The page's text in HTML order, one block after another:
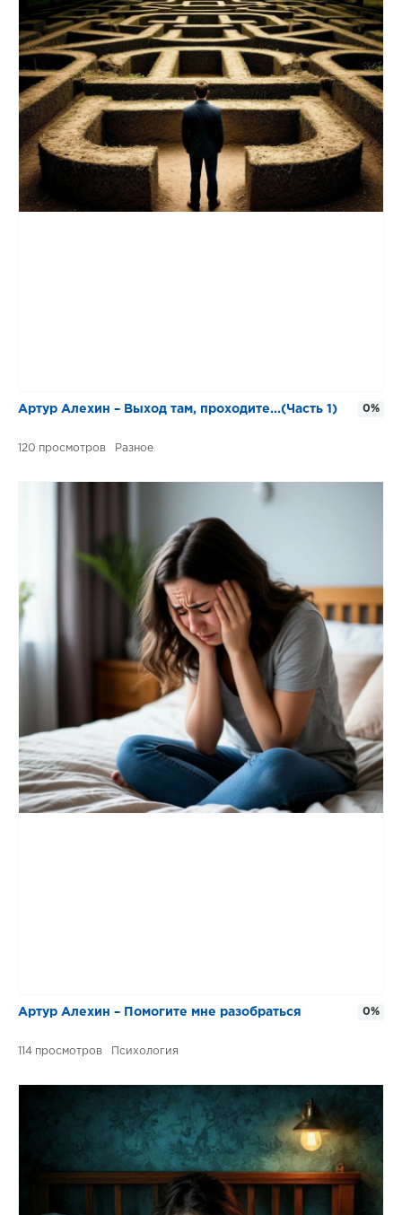
Артур Алехин – Выход там, проходите...(Часть 1)
120 Разное
0%
Артур Алехин – Помогите мне разобраться
114 Психология
0%